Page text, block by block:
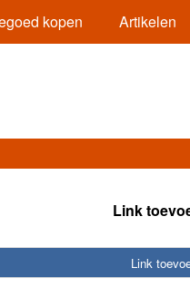
kopen Artikelen
Link
Link